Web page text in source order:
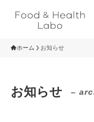
ホーム お知らせ
お知らせ –